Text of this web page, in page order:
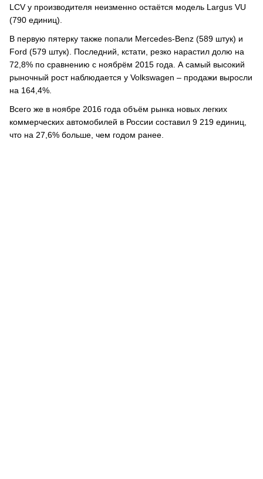
LCV у производителя неизменно остаётся модель Largus VU
(790 единиц).
В первую пятерку также попали Mercedes-Benz (589 штук) и
Ford (579 штук). Последний, кстати, резко нарастил долю на
72,8% по сравнению с ноябрём 2015 года. А самый высокий
рыночный рост наблюдается у Volkswagen – продажи выросли
на 164,4%.
Всего же в ноябре 2016 года объём рынка новых легких
коммерческих автомобилей в России составил 9 219 единиц,
что на 27,6% больше, чем годом ранее.